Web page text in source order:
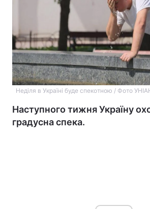
Неділя в Україні буде спекотною / Фото
Наступного тижня Україну
градусна спека.